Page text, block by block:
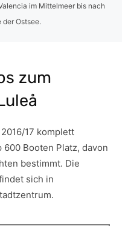
im Mittelmeer bis nach
der Ostsee.
zum
17 komplett
Booten Platz, davon
bestimmt. Die
sich in